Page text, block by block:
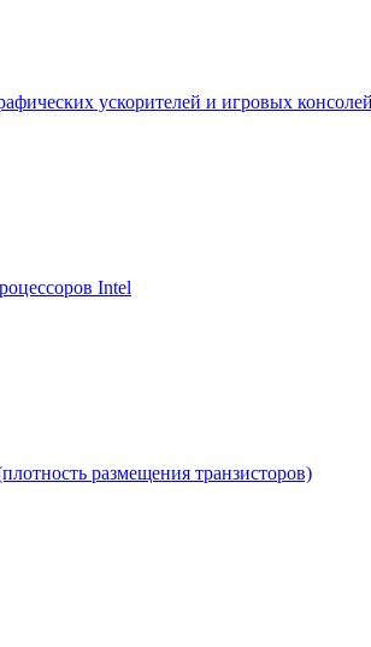
ускорителей и игровых консолей
Intel
размещения транзисторов)